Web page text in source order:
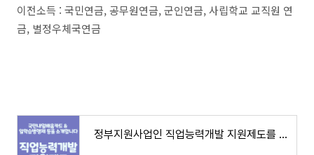
이전소득 : 국민연금, 공무원연금, 군인연금, 사립학교 교직원 연
금, 별정우체국연금
정부지원사업인 직업능력개발 지원제도를 안내해드립니다.